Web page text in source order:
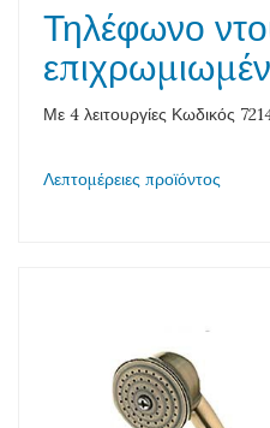
Τηλέφωνο
Με 4 λειτουργίες Κωδικός
Λεπτομέρειες προϊόντος